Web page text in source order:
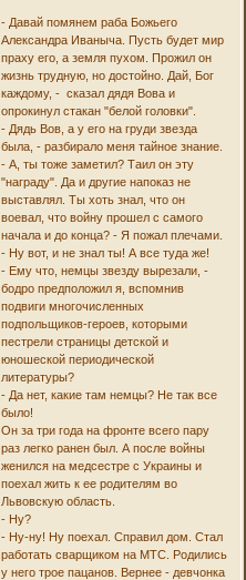
- Давай помянем раба Божьего
Александра Иваныча. Пусть будет мир
праху его, а земля пухом. Прожил он
жизнь трудную, но достойно. Дай, Бог
каждому, - сказал дядя Вова и
опрокинул стакан "белой головки".
- Дядь Вов, а у его на груди звезда
была, - разбирало меня тайное знание.
- А, ты тоже заметил? Таил он эту
"награду". Да и другие напоказ не
выставлял. Ты хоть знал, что он
воевал, что войну прошел с самого
начала и до конца? - Я пожал плечами.
- Ну вот, и не знал ты! А все туда же!
- Ему что, немцы звезду вырезали, -
бодро предположил я, вспомнив
подвиги многочисленных
подпольщиков-героев, которыми
пестрели страницы детской и
юношеской периодической
литературы?
- Да нет, какие там немцы? Не так все
было!
Он за три года на фронте всего пару
раз легко ранен был. А после войны
женился на медсестре с Украины и
поехал жить к ее родителям во
Львовскую область.
- Ну?
- Ну-ну! Ну поехал. Справил дом. Стал
работать сварщиком на МТС. Родились
у него трое пацанов. Вернее - девчонка